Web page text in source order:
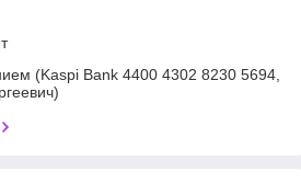
(Kaspi Bank 4400 4302 8230 5694,